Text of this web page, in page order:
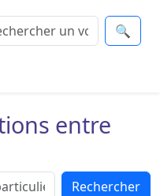
🔍
entre
Rechercher